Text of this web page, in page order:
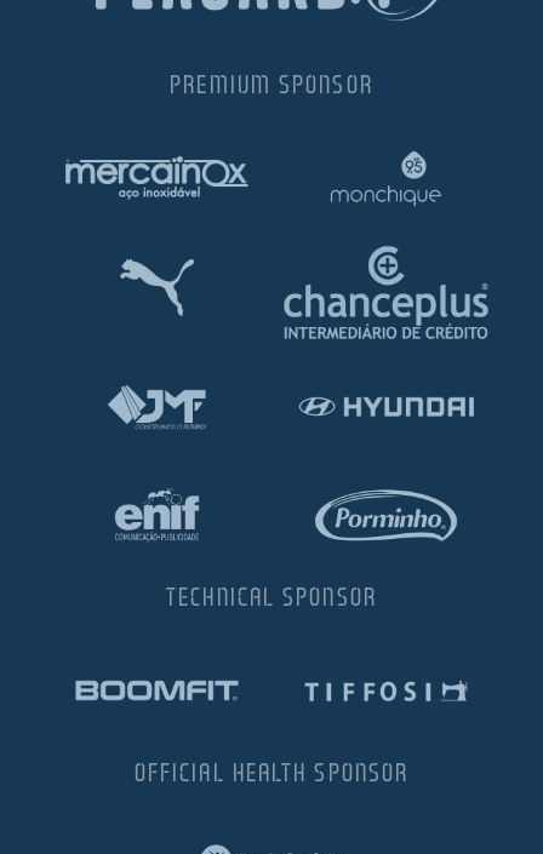
PREMIUM SPONSOR
TECHNICAL SPONSOR
OFFICIAL HEALTH SPONSOR